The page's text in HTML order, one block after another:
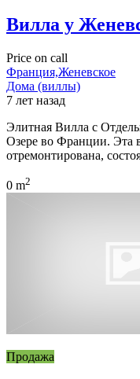
Вилла у
Price on call
Франция,Женевское
Дома (виллы)
7 лет назад
Элитная Вилла с
Озере во Франции. Эта
отремонтирована,
0 m2
Продажа